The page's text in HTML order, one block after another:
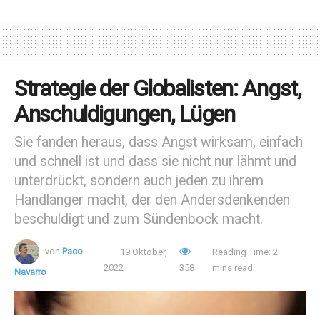
gewährt. Dieses Treffen findet am folgenden Freitag statt.
https://d-
frame.html
Darüber hinaus werden Emmanuel yMijares
mit einem Konzert für die Besucher dieser Veranstaltung
Centro Santa Fe abschließen.
Tags: Weltfamilienkongress Weltkongress der Familien
XIV. Weltkongress der Familien
Strategie der Globalisten: Angst,
Anschuldigungen, Lügen
Sie fanden heraus, dass Angst wirksam, einfach
und schnell ist und dass sie nicht nur lähmt und
unterdrückt, sondern auch jeden zu ihrem
Handlanger macht, der den Andersdenkenden
beschuldigt und zum Sündenbock macht.
von Paco
Navarro
19 Oktober,
2022
358
Reading Time: 2
mins read